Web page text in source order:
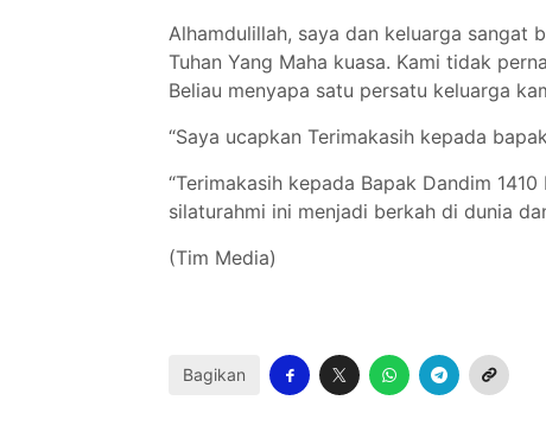
Alhamdulillah, saya dan keluarga sangat
Tuhan Yang Maha kuasa. Kami tidak
Beliau menyapa satu persatu keluarga
“Saya ucapkan Terimakasih kepada
“Terimakasih kepada Bapak Dandim
silaturahmi ini menjadi berkah di dunia
(Tim Media)
Bagikan